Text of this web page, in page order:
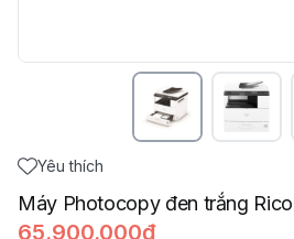
Yêu thích
Máy Photocopy đen trắng
65.900.000đ